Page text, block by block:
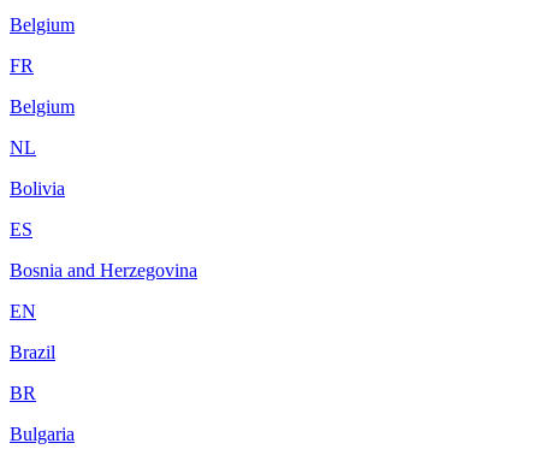
Belgium
FR
Belgium
NL
Bolivia
ES
Bosnia and Herzegovina
EN
Brazil
BR
Bulgaria